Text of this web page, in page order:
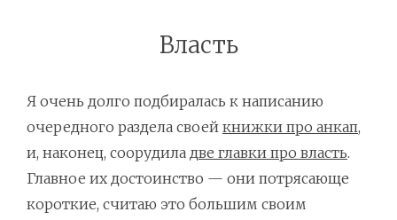
Власть
Я очень долго подбиралась к написанию
очередного раздела своей книжки про анкап,
и, наконец, соорудила две главки про власть.
Главное их достоинство — они потрясающе
короткие, считаю это большим своим